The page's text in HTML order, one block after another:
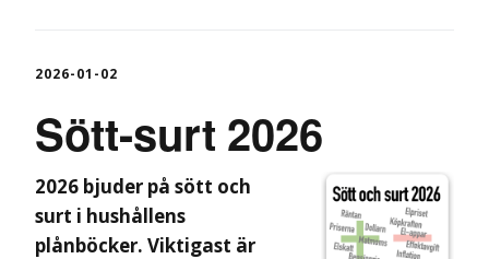
2026-01-02
Sött-surt 2026
2026 bjuder på sött och
surt i hushållens
plånböcker. Viktigast är